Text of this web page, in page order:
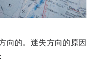
向的。 迷失方向的原因